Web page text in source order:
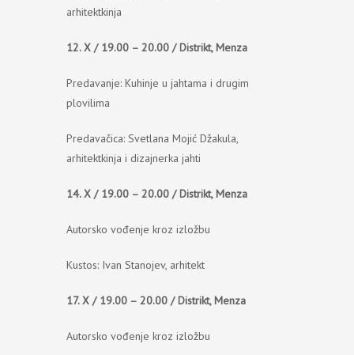
arhitektkinja
12. X / 19.00 – 20.00 / Distrikt, Menza
Predavanje: Kuhinje u jahtama i drugim
plovilima
Predavačica: Svetlana Mojić Džakula,
arhitektkinja i dizajnerka jahti
14. X / 19.00 – 20.00 / Distrikt, Menza
Autorsko vođenje kroz izložbu
Kustos: Ivan Stanojev, arhitekt
17. X / 19.00 – 20.00 / Distrikt, Menza
Autorsko vođenje kroz izložbu